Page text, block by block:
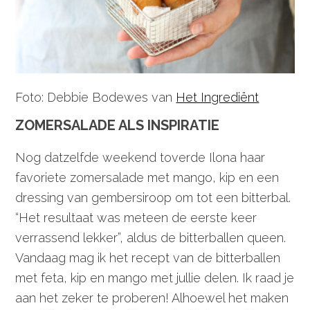
Foto: Debbie Bodewes van Het Ingrediënt
ZOMERSALADE ALS INSPIRATIE
Nog datzelfde weekend toverde Ilona haar
favoriete zomersalade met mango, kip en een
dressing van gembersiroop om tot een bitterbal.
“Het resultaat was meteen de eerste keer
verrassend lekker”, aldus de bitterballen queen.
Vandaag mag ik het recept van de bitterballen
met feta, kip en mango met jullie delen. Ik raad je
aan het zeker te proberen! Alhoewel het maken